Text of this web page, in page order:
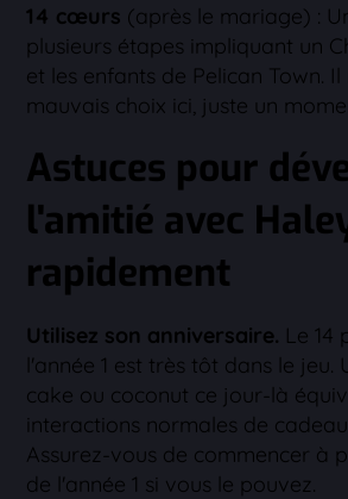
14 cœurs (après le mariage) :
plusieurs étapes impliquant un
et les enfants de Pelican Town.
mauvais choix ici, juste un
Astuces pour
l'amitié avec
rapidement
Utilisez son anniversaire. Le 14
l'année 1 est très tôt dans le jeu.
cake ou coconut ce jour-là
interactions normales de
Assurez-vous de commencer à
de l'année 1 si vous le pouvez.